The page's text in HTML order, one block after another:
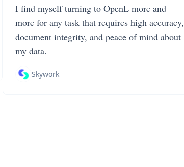
I find myself turning to OpenL more and
more for any task that requires high accuracy,
document integrity, and peace of mind about
my data.
Skywork